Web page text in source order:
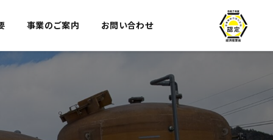
事業のご案内 お問い合わせ